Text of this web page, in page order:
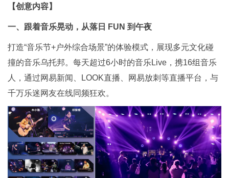
【创意内容】
一、跟着音乐晃动，从落日 FUN 到午夜
打造“音乐节+户外综合场景”的体验模式，展现多元文化碰
撞的音乐乌托邦。每天超过6小时的音乐Live，携16组音乐
人，通过网易新闻、LOOK直播、网易放刺等直播平台，与
千万乐迷网友在线同频狂欢。